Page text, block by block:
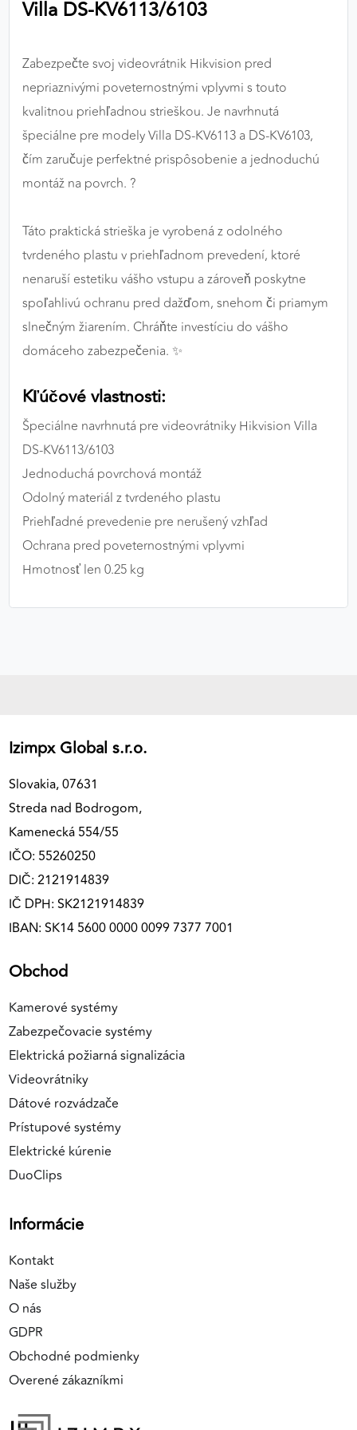
Villa DS-KV6113/6103
Zabezpečte svoj videovrátnik Hikvision pred
nepriaznivými poveternostnými vplyvmi s touto
kvalitnou priehľadnou strieškou. Je navrhnutá
špeciálne pre modely Villa DS-KV6113 a DS-KV6103,
čím zaručuje perfektné prispôsobenie a jednoduchú
montáž na povrch. ?️
Táto praktická strieška je vyrobená z odolného
tvrdeného plastu v priehľadnom prevedení, ktoré
nenaruší estetiku vášho vstupu a zároveň poskytne
spoľahlivú ochranu pred dažďom, snehom či priamym
slnečným žiarením. Chráňte investíciu do vášho
domáceho zabezpečenia. ✨
Kľúčové vlastnosti:
Špeciálne navrhnutá pre videovrátniky Hikvision Villa
DS-KV6113/6103
Jednoduchá povrchová montáž
Odolný materiál z tvrdeného plastu
Priehľadné prevedenie pre nerušený vzhľad
Ochrana pred poveternostnými vplyvmi
Hmotnosť len 0.25 kg
Izimpx Global s.r.o.
Slovakia, 07631
Streda nad Bodrogom,
Kamenecká 554/55
IČO: 55260250
DIČ: 2121914839
IČ DPH: SK2121914839
IBAN: SK14 5600 0000 0099 7377 7001
Obchod
Kamerové systémy
Zabezpečovacie systémy
Elektrická požiarná signalizácia
Videovrátniky
Dátové rozvádzače
Prístupové systémy
Elektrické kúrenie
DuoClips
Informácie
Kontakt
Naše služby
O nás
GDPR
Obchodné podmienky
Overené zákazníkmi
výkon a funkčnosť našich stránok.
Poskytovateľ: Google
MARKETINGOVÉ COOKIES
správania používateľov naprieč webovými
zobrazovať cielenú a relevantnú reklamu, a to na
našom webe aj v reklamných sieťach tretích strán.
Google Ads
Poskytovateľ: Google